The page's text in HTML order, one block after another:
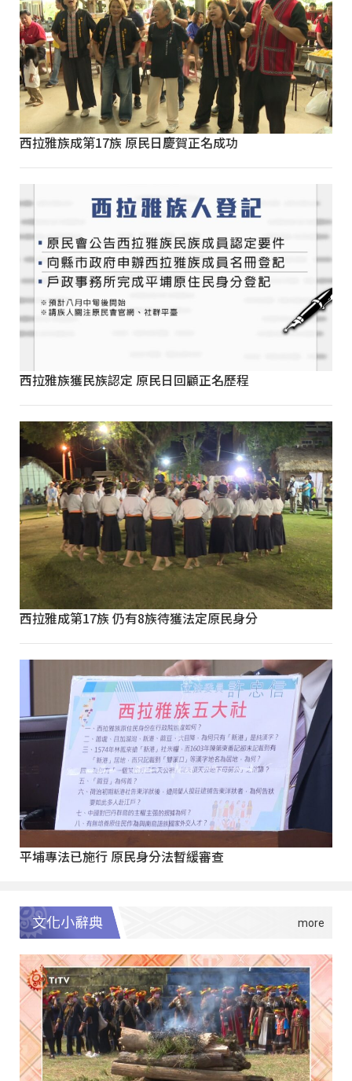
西拉雅族成第17族 原民日慶賀正名成功
西拉雅族獲民族認定 原民日回顧正名歷程
西拉雅成第17族 仍有8族待獲法定原民身分
平埔專法已施行 原民身分法暫緩審查
文化小辭典